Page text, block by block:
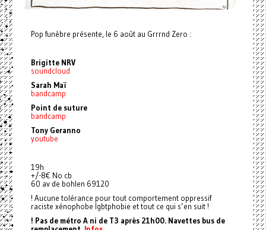
Pop funèbre présente, le 6 août au Grrrnd Zero :
Brigitte NRV
soundcloud
Sarah Maï
bandcamp
Point de suture
bandcamp
Tony Geranno
youtube
19h
+/-8€ No cb
60 av de bohlen 69120
! Aucune tolérance pour tout comportement oppressif
raciste xénophobe lgbtphobie et tout ce qui s’en suit !
! Pas de métro A ni de T3 après 21h00. Navettes bus de